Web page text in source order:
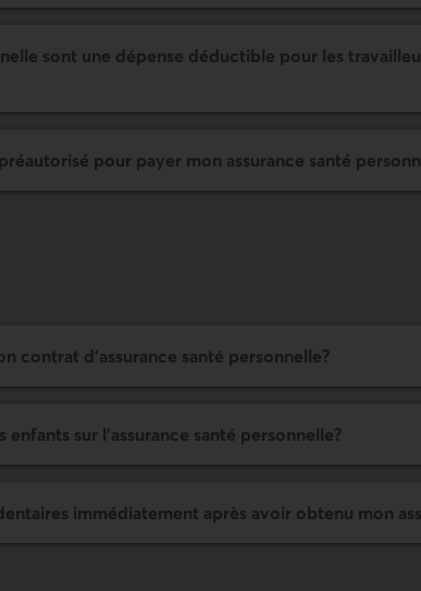
sont une dépense déductible pour les
pour payer mon assurance santé
contrat d’assurance santé personnelle?
enfants sur l'assurance santé personnelle?
immédiate­ment après avoir obtenu mon